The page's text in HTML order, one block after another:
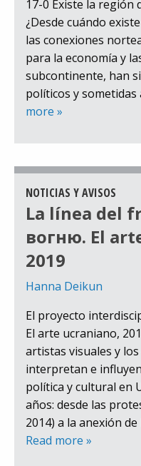
17-0 Existe la región
¿Desde cuándo
las conexiones
para la economía y
subcontinente, han
políticos y sometidas
more »
NOTICIAS Y AVISOS
La línea del
вогню. El
2019
Hanna Deikun
El proyecto
El arte ucraniano,
artistas visuales y
interpretan e
política y cultural en
años: desde las
2014) a la anexión
Read more »